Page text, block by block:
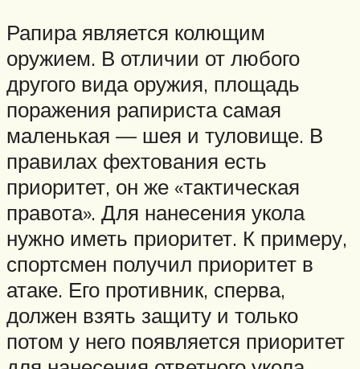
Рапира является колющим
оружием. В отличии от любого
другого вида оружия, площадь
поражения рапириста самая
маленькая — шея и туловище. В
правилах фехтования есть
приоритет, он же «тактическая
правота». Для нанесения укола
нужно иметь приоритет. К примеру,
спортсмен получил приоритет в
атаке. Его противник, сперва,
должен взять защиту и только
потом у него появляется приоритет